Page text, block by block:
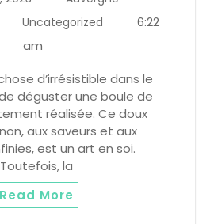
Uncategorized
6:22
am
d’irrésistible dans le
déguster une boule de
réalisée. Ce doux
aux saveurs et aux
est un art en soi.
Toutefois, la
Read More